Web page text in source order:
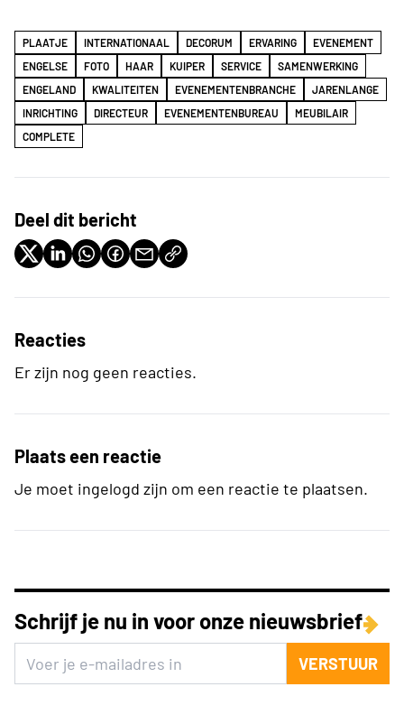
PLAATJE INTERNATIONAAL DECORUM ERVARING
EVENEMENT
ENGELSE
FOTO HAAR KUIPER SERVICE
SAMENWERKING
ENGELAND
KWALITEITEN EVENEMENTENBRANCHE
JARENLANGE
INRICHTING
DIRECTEUR EVENEMENTENBUREAU
MEUBILAIR
COMPLETE
Deel dit bericht
Reacties
Er zijn nog geen reacties.
Plaats een reactie
Je moet ingelogd zijn om een reactie te plaatsen.
Schrijf je nu in voor onze nieuwsbrief
VERSTUUR